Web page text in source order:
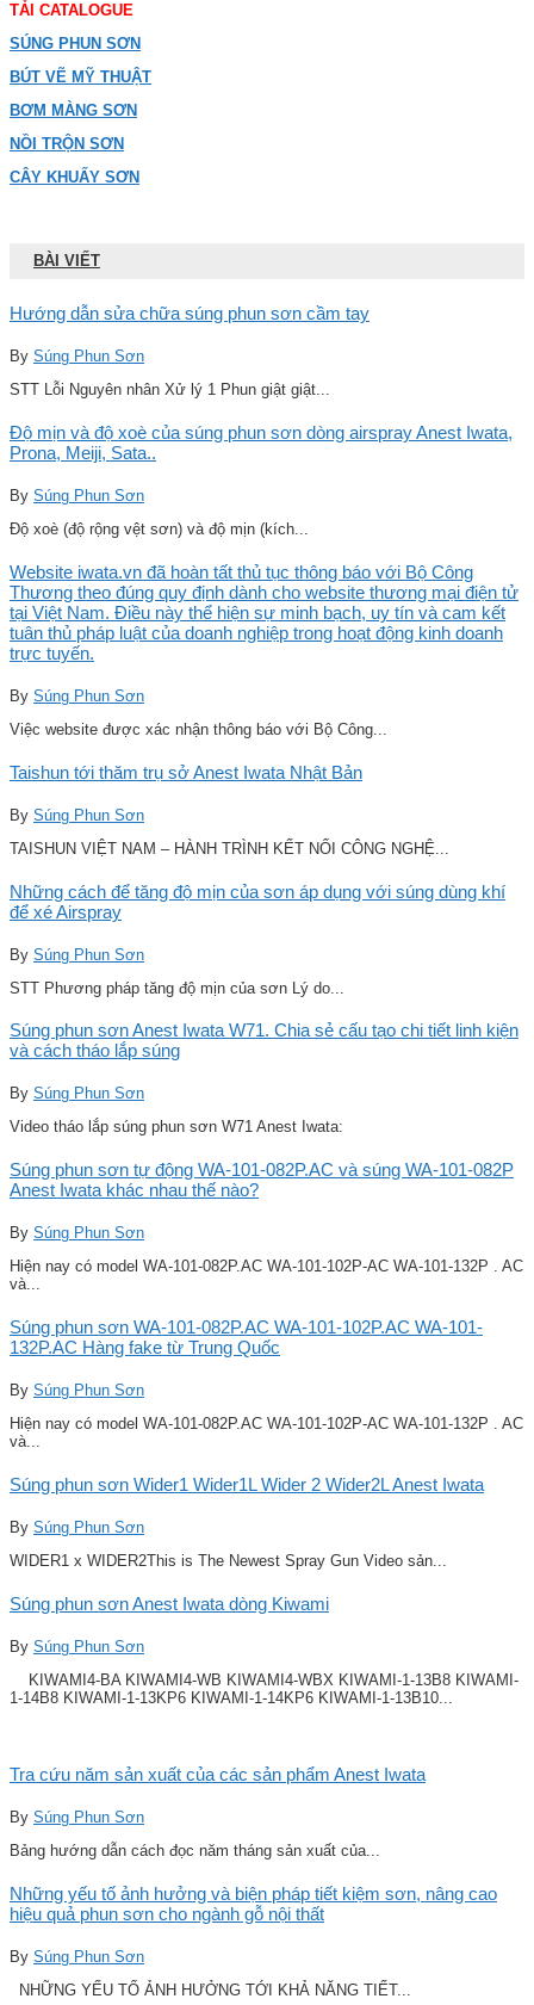
TẢI CATALOGUE
SÚNG PHUN SƠN
BÚT VẼ MỸ THUẬT
BƠM MÀNG SƠN
NỒI TRỘN SƠN
CÂY KHUẤY SƠN
BÀI VIẾT
Hướng dẫn sửa chữa súng phun sơn cầm tay
By Súng Phun Sơn
STT Lỗi Nguyên nhân Xử lý 1 Phun giật giật...
Độ mịn và độ xoè của súng phun sơn dòng airspray Anest Iwata,
Prona, Meiji, Sata..
By Súng Phun Sơn
Độ xoè (độ rộng vệt sơn) và độ mịn (kích...
Website iwata.vn đã hoàn tất thủ tục thông báo với Bộ Công
Thương theo đúng quy định dành cho website thương mại điện tử
tại Việt Nam. Điều này thể hiện sự minh bạch, uy tín và cam kết
tuân thủ pháp luật của doanh nghiệp trong hoạt động kinh doanh
trực tuyến.
By Súng Phun Sơn
Việc website được xác nhận thông báo với Bộ Công...
Taishun tới thăm trụ sở Anest Iwata Nhật Bản
By Súng Phun Sơn
TAISHUN VIỆT NAM – HÀNH TRÌNH KẾT NỐI CÔNG NGHỆ...
Những cách để tăng độ mịn của sơn áp dụng với súng dùng khí
để xé Airspray
By Súng Phun Sơn
STT Phương pháp tăng độ mịn của sơn Lý do...
Súng phun sơn Anest Iwata W71. Chia sẻ cấu tạo chi tiết linh kiện
và cách tháo lắp súng
By Súng Phun Sơn
Video tháo lắp súng phun sơn W71 Anest Iwata:
Súng phun sơn tự động WA-101-082P.AC và súng WA-101-082P
Anest Iwata khác nhau thế nào?
By Súng Phun Sơn
Hiện nay có model WA-101-082P.AC WA-101-102P-AC WA-101-132P . AC
và...
Súng phun sơn WA-101-082P.AC WA-101-102P.AC WA-101-
132P.AC Hàng fake từ Trung Quốc
By Súng Phun Sơn
Hiện nay có model WA-101-082P.AC WA-101-102P-AC WA-101-132P . AC
và...
Súng phun sơn Wider1 Wider1L Wider 2 Wider2L Anest Iwata
By Súng Phun Sơn
WIDER1 x WIDER2This is The Newest Spray Gun Video sản...
Súng phun sơn Anest Iwata dòng Kiwami
By Súng Phun Sơn
KIWAMI4-BA KIWAMI4-WB KIWAMI4-WBX KIWAMI-1-13B8 KIWAMI-
1-14B8 KIWAMI-1-13KP6 KIWAMI-1-14KP6 KIWAMI-1-13B10...
Tra cứu năm sản xuất của các sản phẩm Anest Iwata
By Súng Phun Sơn
Bảng hướng dẫn cách đọc năm tháng sản xuất của...
Những yếu tố ảnh hưởng và biện pháp tiết kiệm sơn, nâng cao
hiệu quả phun sơn cho ngành gỗ nội thất
By Súng Phun Sơn
NHỮNG YẾU TỐ ẢNH HƯỞNG TỚI KHẢ NĂNG TIẾT...